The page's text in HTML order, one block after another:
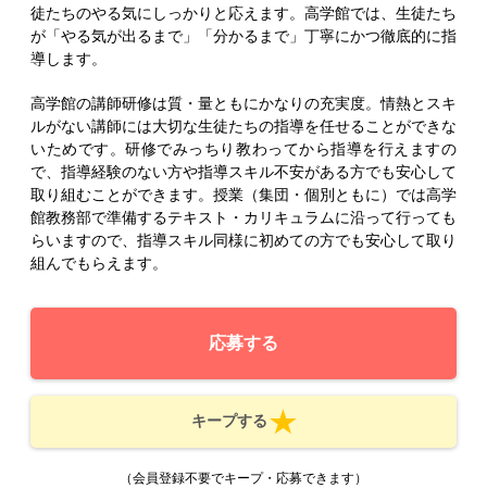
徒たちのやる気にしっかりと応えます。高学館では、生徒たち
が「やる気が出るまで」「分かるまで」丁寧にかつ徹底的に指
導します。
高学館の講師研修は質・量ともにかなりの充実度。情熱とスキ
ルがない講師には大切な生徒たちの指導を任せることができな
いためです。研修でみっちり教わってから指導を行えますの
で、指導経験のない方や指導スキル不安がある方でも安心して
取り組むことができます。授業（集団・個別ともに）では高学
館教務部で準備するテキスト・カリキュラムに沿って行っても
らいますので、指導スキル同様に初めての方でも安心して取り
組んでもらえます。
応募する
キープする
（会員登録不要でキープ・応募できます）